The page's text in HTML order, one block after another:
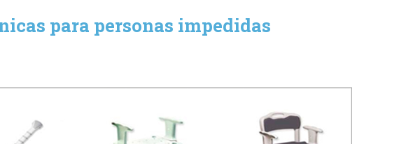
para personas impedidas